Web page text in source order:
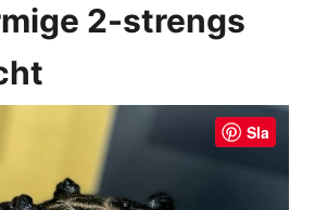
2-strengs
Sla